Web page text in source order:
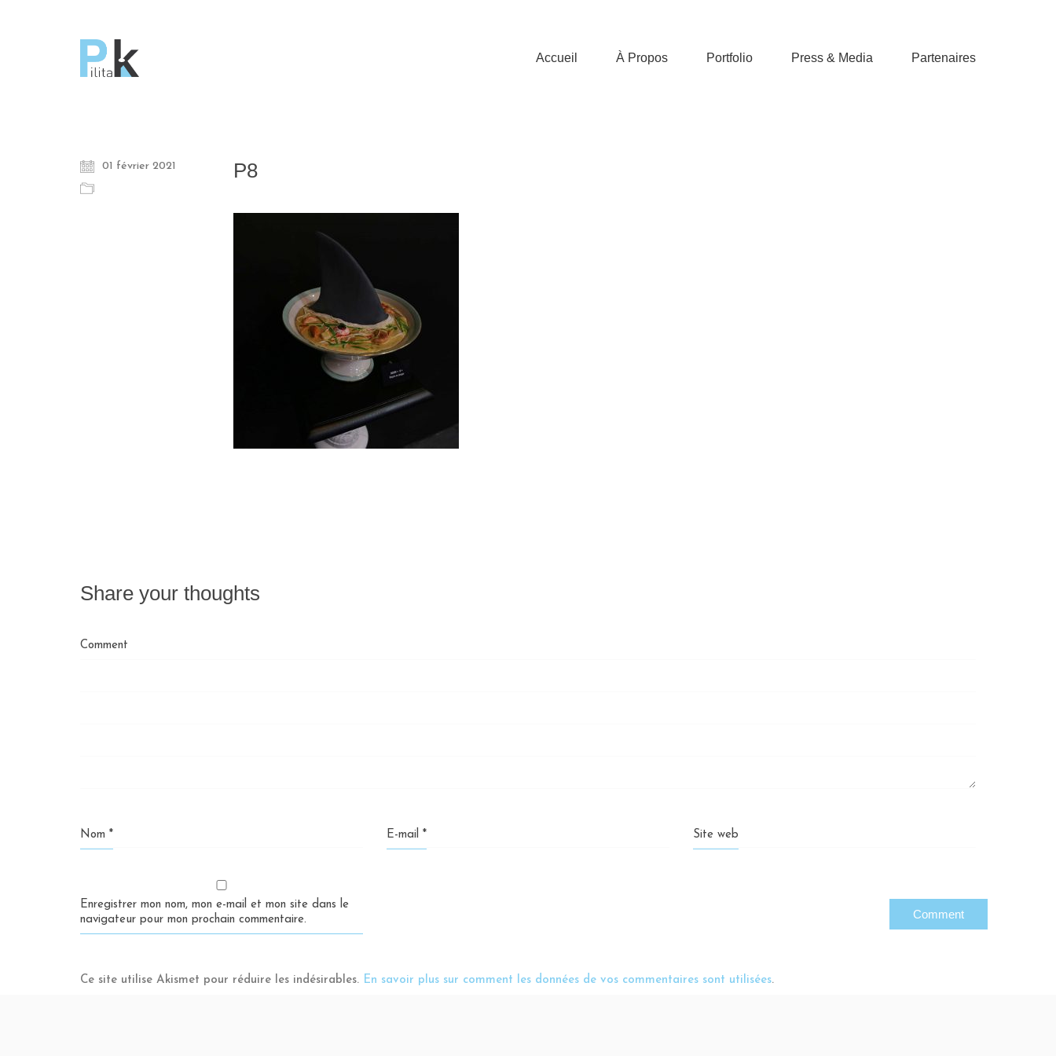
Accueil À Propos Portfolio Press & Media Partenaires
P8
01 février 2021
Share your thoughts
Comment
Nom * E-mail * Site web
Enregistrer mon nom, mon e-mail et mon site dans le
navigateur pour mon prochain commentaire.
Ce site utilise Akismet pour réduire les indésirables. En savoir plus sur comment les données de vos commentaires sont utilisées.